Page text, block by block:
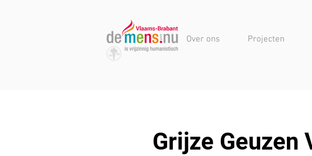
Over ons Projecten
Grijze Geuzen